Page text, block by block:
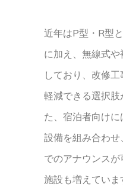
近年はP型・R型
に加え、無線式
しており、改修
軽減できる選択肢
た、宿泊者向け
設備を組み合わ
でのアナウンス
施設も増えてい